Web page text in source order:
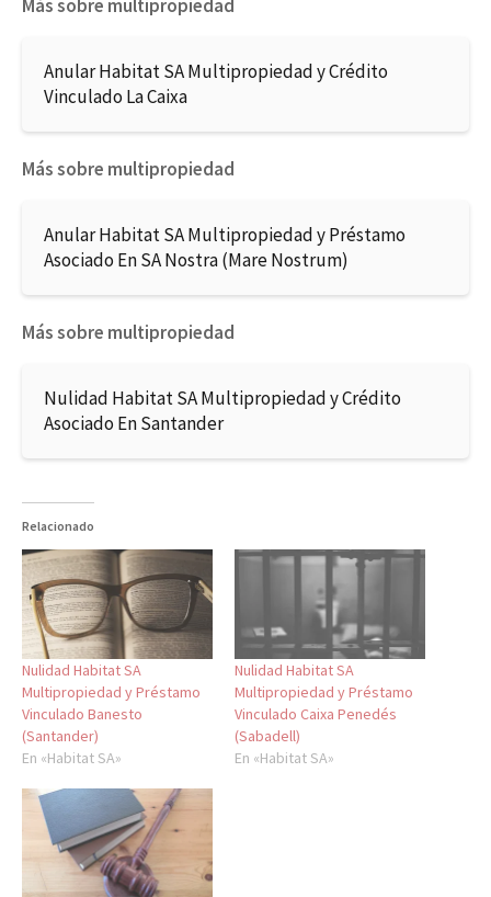
Más sobre multipropiedad
Anular Habitat SA Multipropiedad y Crédito
Vinculado La Caixa
Más sobre multipropiedad
Anular Habitat SA Multipropiedad y Préstamo
Asociado En SA Nostra (Mare Nostrum)
Más sobre multipropiedad
Nulidad Habitat SA Multipropiedad y Crédito
Asociado En Santander
Relacionado
Nulidad Habitat SA
Multipropiedad y Préstamo
Vinculado Banesto
(Santander)
En «Habitat SA»
Nulidad Habitat SA
Multipropiedad y Préstamo
Vinculado Caixa Penedés
(Sabadell)
En «Habitat SA»